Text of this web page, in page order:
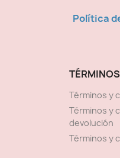
Política
Términos y
Términos y
devolución
Términos y